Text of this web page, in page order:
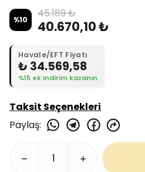
%10 45.189 ₺
40.670,10 ₺
Havale/EFT Fiyatı
₺ 34.569,58
%15 ek indirim kazanın
Taksit Seçenekleri
Paylaş: